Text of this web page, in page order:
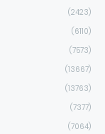
(2423)
(6110)
(7573)
(13667)
(13763)
(7377)
(7064)